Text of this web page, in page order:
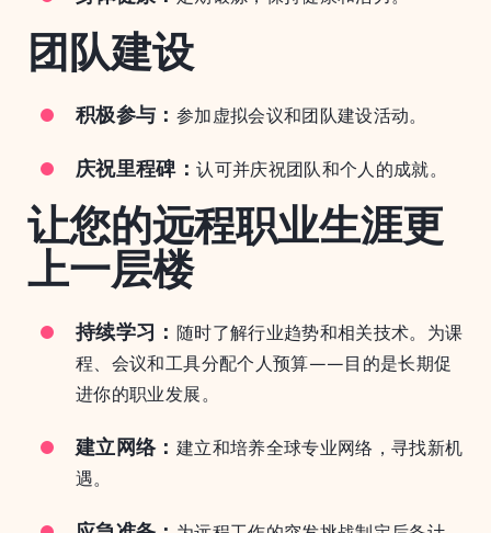
团队建设
积极参与： 参加虚拟会议和团队建设活动。
庆祝里程碑：认可并庆祝团队和个人的成就。
让您的远程职业生涯更
上一层楼
持续学习： 随时了解行业趋势和相关技术。为课
程、会议和工具分配个人预算——目的是长期促
进你的职业发展。
建立网络： 建立和培养全球专业网络，寻找新机
遇。